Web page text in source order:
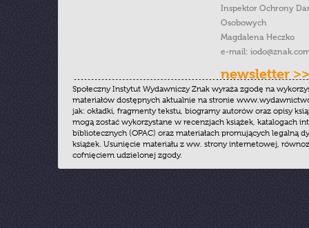
Inspektor Ochrony
Osobowych
Magdalena Heczko
e-mail:
newsletter >>
Społeczny Instytut Wydawniczy Znak wyraża zgodę na
materiałów dostępnych aktualnie na stronie
jak: okładki, fragmenty tekstu, biogramy autorów oraz opisy
mogą zostać wykorzystane w recenzjach książek, katalogach
bibliotecznych (OPAC) oraz materiałach promujących legalną
książek. Usunięcie materiału z ww. strony internetowej,
cofnięciem udzielonej zgody.